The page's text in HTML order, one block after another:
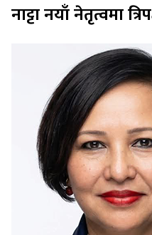
नाट्टा नयाँ नेतृत्वमा